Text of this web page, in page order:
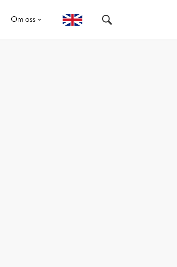
Om oss